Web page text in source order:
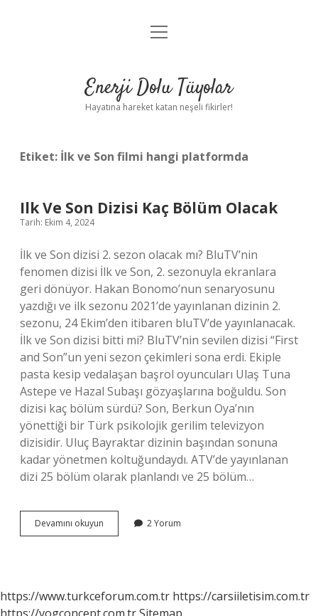
Anasayfa
Yasal Uyarı
menüyü
Enerji Dolu Tüyolar
Hayatına hareket katan neşeli fikirler!
Etiket: İlk ve Son filmi hangi platformda
Ilk Ve Son Dizisi Kaç Bölüm Olacak
Tarih: Ekim 4, 2024
İlk ve Son dizisi 2. sezon olacak mı? BluTV’nin
fenomen dizisi İlk ve Son, 2. sezonuyla ekranlara
geri dönüyor. Hakan Bonomo’nun senaryosunu
yazdığı ve ilk sezonu 2021’de yayınlanan dizinin 2.
sezonu, 24 Ekim’den itibaren bluTV’de yayınlanacak.
İlk ve Son dizisi bitti mi? BluTV’nin sevilen dizisi “First
and Son”un yeni sezon çekimleri sona erdi. Ekiple
pasta kesip vedalaşan başrol oyuncuları Ulaş Tuna
Astepe ve Hazal Subaşı gözyaşlarına boğuldu. Son
dizisi kaç bölüm sürdü? Son, Berkun Oya’nın
yönettiği bir Türk psikolojik gerilim televizyon
dizisidir. Uluç Bayraktar dizinin başından sonuna
kadar yönetmen koltuğundaydı. ATV’de yayınlanan
dizi 25 bölüm olarak planlandı ve 25 bölüm…
Devamını okuyun
Ve
Olacak
2 Yorum
https://www.turkceforum.com.tr https://carsiiletisim.com.tr